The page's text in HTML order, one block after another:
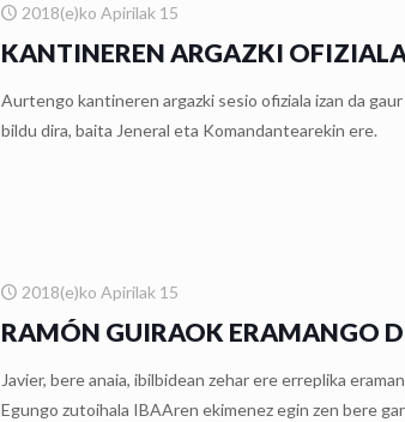
2018(e)ko Apirilak 15
KANTINEREN ARGAZKI
Aurtengo kantineren argazki sesio ofiziala izan da
bildu dira, baita Jeneral eta Komandantearekin ere.
2018(e)ko Apirilak 15
RAMÓN GUIRAOK ERAMANGO
Javier, bere anaia, ibilbidean zehar ere erreplika
Egungo zutoihala IBAAren ekimenez egin zen bere